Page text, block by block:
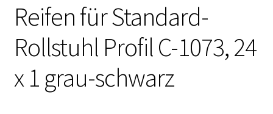
Reifen für Standard-
Rollstuhl Profil C-1073, 24
x 1 grau-schwarz